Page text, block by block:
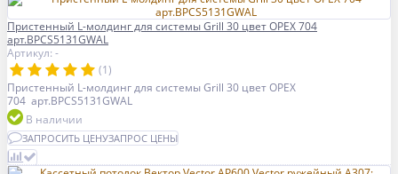
Пристенный L-молдинг для системы Grill 30 цвет ОРЕХ 704
арт.BPCS5131GWAL
Артикул: -
(1)
Пристенный L-молдинг для системы Grill 30 цвет ОРЕХ
704 арт.BPCS5131GWAL
В наличии
ЗАПРОСИТЬ ЦЕНУЗАПРОС ЦЕНЫ